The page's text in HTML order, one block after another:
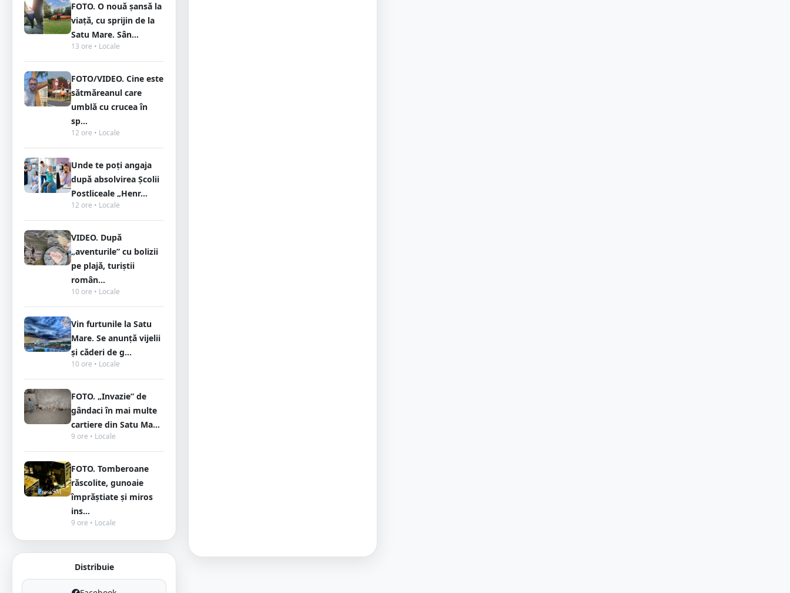
FOTO. O nouă șansă la
viață, cu sprijin de la
Satu Mare. Sân...
13 ore • Locale
FOTO/VIDEO. Cine este
sătmăreanul care
umblă cu crucea în
sp...
12 ore • Locale
Unde te poți angaja
după absolvirea Școlii
Postliceale „Henr...
12 ore • Locale
VIDEO. După
„aventurile” cu bolizii
pe plajă, turiștii
român...
10 ore • Locale
Vin furtunile la Satu
Mare. Se anunță vijelii
și căderi de g...
10 ore • Locale
FOTO. „Invazie” de
gândaci în mai multe
cartiere din Satu Ma...
9 ore • Locale
FOTO. Tomberoane
răscolite, gunoaie
împrăștiate și miros
ins...
9 ore • Locale
Distribuie